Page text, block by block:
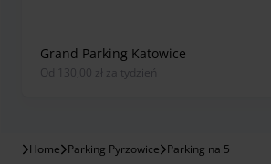
Grand Parking Katowice
od 130,00 zł za tydzień
Home Parking Pyrzowice Parking na 5